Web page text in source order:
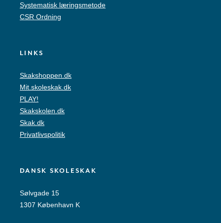
Systematisk læringsmetode
CSR Ordning
LINKS
Skakshoppen.dk
Mit.skoleskak.dk
PLAY!
Skakskolen.dk
Skak.dk
Privatlivspolitik
DANSK SKOLESKAK
Sølvgade 15
1307 København K